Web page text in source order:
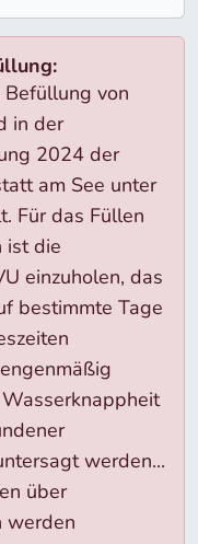
von
in der
2024 der
am See unter
Für das Füllen
ist die
einzuholen, das
bestimmte Tage
werden...
über
werden